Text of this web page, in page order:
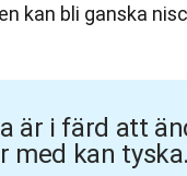
kan bli ganska
är i färd att
med kan tyska.